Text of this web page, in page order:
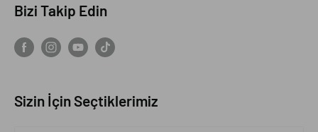
Bizi Takip Edin
Sizin İçin Seçtiklerimiz